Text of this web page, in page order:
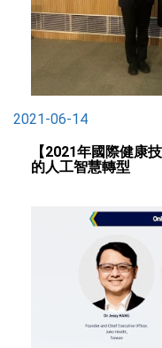
2021-06-14
【2021年國際健康
的人工智慧轉型